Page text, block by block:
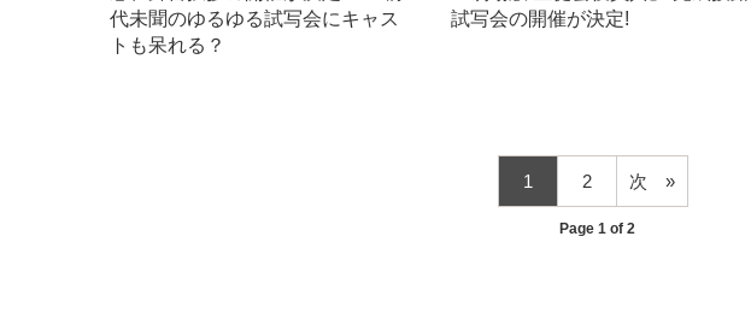
代未聞のゆるゆる試写会にキャス
トも呆れる？
試写会の開催が決定!
1 2 次
Page 1 of 2